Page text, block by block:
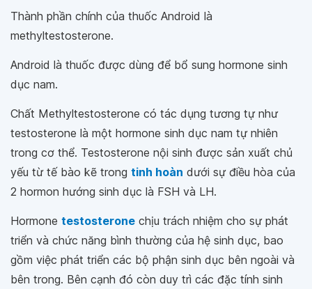
Thành phần chính của thuốc Android là
methyltestosterone.
Android là thuốc được dùng để bổ sung hormone sinh
dục nam.
Chất Methyltestosterone có tác dụng tương tự như
testosterone là một hormone sinh dục nam tự nhiên
trong cơ thể. Testosterone nội sinh được sản xuất chủ
yếu từ tế bào kẽ trong tinh hoàn dưới sự điều hòa của
2 hormon hướng sinh dục là FSH và LH.
Hormone testosterone chịu trách nhiệm cho sự phát
triển và chức năng bình thường của hệ sinh dục, bao
gồm việc phát triển các bộ phận sinh dục bên ngoài và
bên trong. Bên cạnh đó còn duy trì các đặc tính sinh